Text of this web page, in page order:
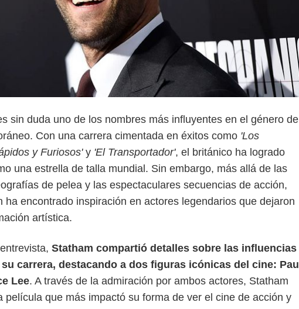
sin duda uno de los nombres más influyentes en el género de
Con una carrera cimentada en éxitos como 'Los
y Furiosos'y 'El Transportador', el británico ha logrado
una estrella de talla mundial. Sin embargo, más allá de las
de pelea y las espectaculares secuencias de acción,
ha encontrado inspiración en actores legendarios que dejaron
artística.
Statham compartió detalles sobre las influencias
carrera, destacando a dos figuras icónicas del cine: Paul
Lee. A través de la admiración por ambos actores, Statham
película que más impactó su forma de ver el cine de acción y
Google